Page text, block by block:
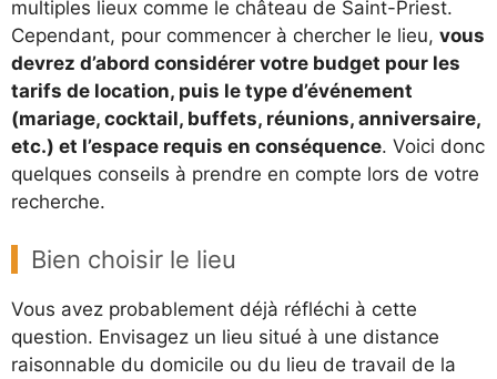
multiples lieux comme le château de Saint-Priest.
Cependant, pour commencer à chercher le lieu, vous
devrez d’abord considérer votre budget pour les
tarifs de location, puis le type d’événement
(mariage, cocktail, buffets, réunions, anniversaire,
etc.) et l’espace requis en conséquence. Voici donc
quelques conseils à prendre en compte lors de votre
recherche.
Bien choisir le lieu
Vous avez probablement déjà réfléchi à cette
question. Envisagez un lieu situé à une distance
raisonnable du domicile ou du lieu de travail de la